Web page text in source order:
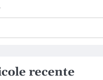
recente